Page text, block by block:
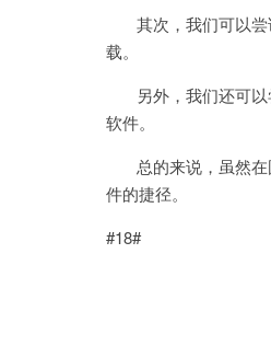
其次，我们可以尝
载。
另外，我们还可以
软件。
总的来说，虽然在
件的捷径。
#18#